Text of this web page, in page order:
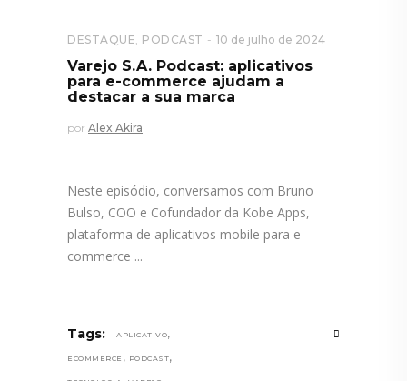
DESTAQUE, PODCAST 10 de julho de 2024
Varejo S.A. Podcast: aplicativos
para e-commerce ajudam a
destacar a sua marca
por Alex Akira
Neste episódio, conversamos com Bruno
Bulso, COO e Cofundador da Kobe Apps,
plataforma de aplicativos mobile para e-
commerce
Tags: APLICATIVO,
ECOMMERCE , PODCAST,